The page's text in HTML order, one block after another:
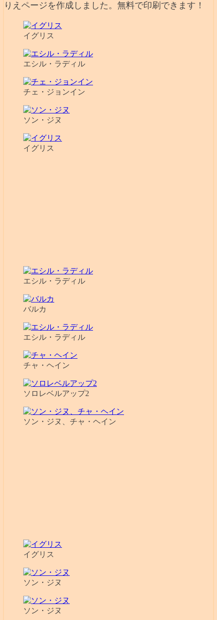
りえページを作成しました。無料で印刷できます！
イグリス
エシル・ラディル
チェ・ジョンイン
ソン・ジヌ
イグリス
エシル・ラディル
バルカ
エシル・ラディル
チャ・ヘイン
ソロレベルアップ2
ソン・ジヌ、チャ・ヘイン
イグリス
ソン・ジヌ
ソン・ジヌ